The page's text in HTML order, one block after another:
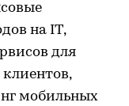
на IT,
для
мобильных